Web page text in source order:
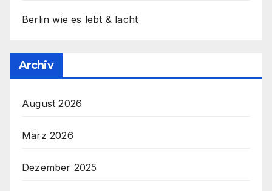
Berlin wie es lebt & lacht
Archiv
August 2026
März 2026
Dezember 2025